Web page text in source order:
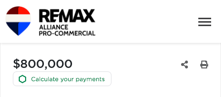
$800,000